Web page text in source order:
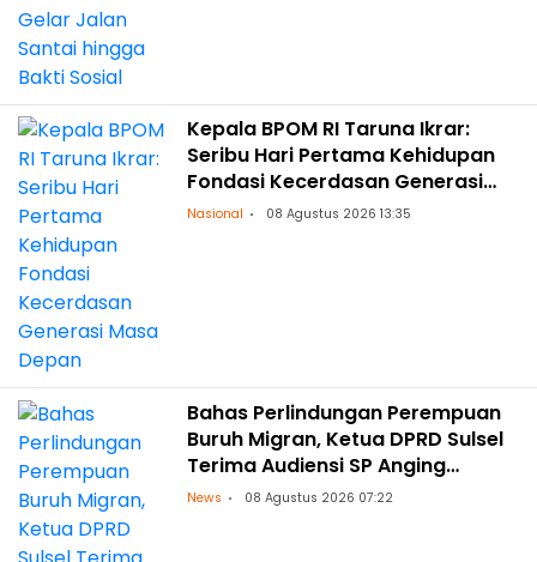
Kepala BPOM RI Taruna Ikrar:
Seribu Hari Pertama Kehidupan
Fondasi Kecerdasan Generasi
Masa Depan
Nasional 08 Agustus 2026 13:35
Bahas Perlindungan Perempuan
Buruh Migran, Ketua DPRD Sulsel
Terima Audiensi SP Anging
Mammiri
News 08 Agustus 2026 07:22